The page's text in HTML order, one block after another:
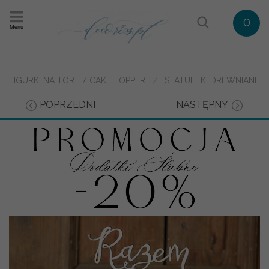
Menu 0
FIGURKI NA TORT / CAKE TOPPER STATUETKI DREWNIANE
POPRZEDNI NASTĘPNY